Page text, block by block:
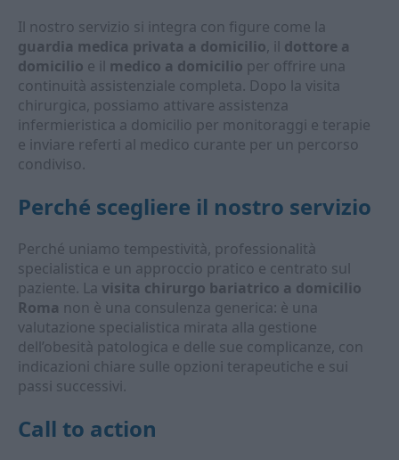
Il nostro servizio si integra con figure come la
guardia medica privata a domicilio, il dottore a
domicilio e il medico a domicilio per offrire una
continuità assistenziale completa. Dopo la visita
chirurgica, possiamo attivare assistenza
infermieristica a domicilio per monitoraggi e terapie
e inviare referti al medico curante per un percorso
condiviso.
Perché scegliere il nostro servizio
Perché uniamo tempestività, professionalità
specialistica e un approccio pratico e centrato sul
paziente. La visita chirurgo bariatrico a domicilio
Roma non è una consulenza generica: è una
valutazione specialistica mirata alla gestione
dell’obesità patologica e delle sue complicanze, con
indicazioni chiare sulle opzioni terapeutiche e sui
passi successivi.
Call to action